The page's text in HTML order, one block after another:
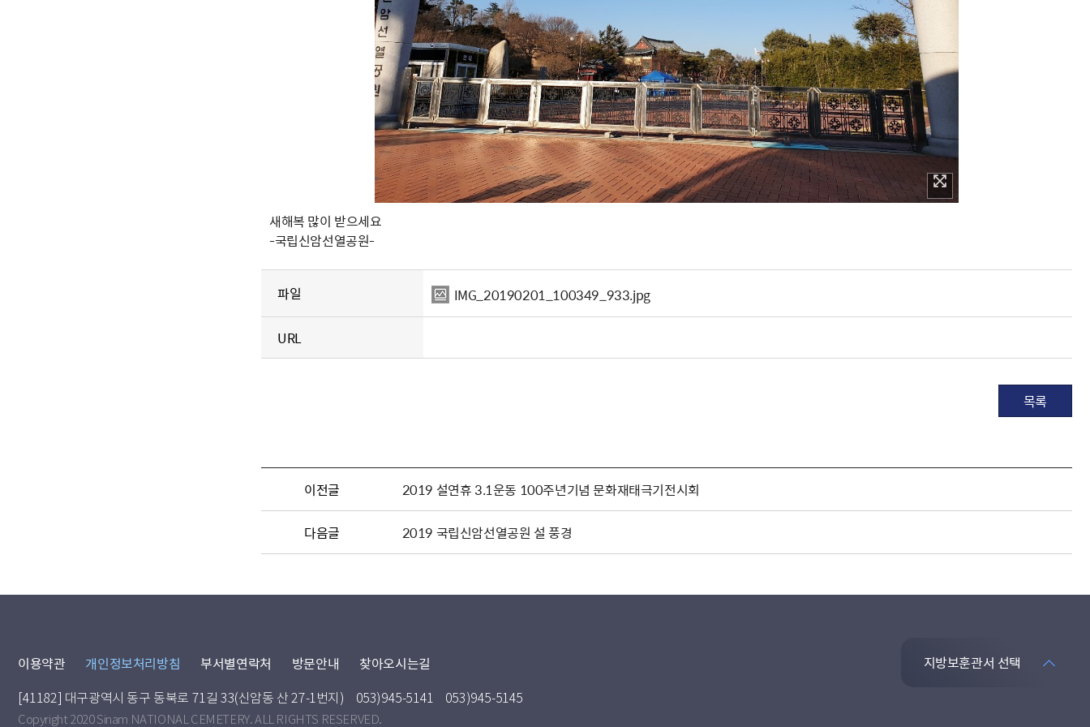
새해복 많이 받으세요
-국립신암선열공원-
파일 IMG_20190201_100349_933.jpg
URL
목록
이전글 2019 설연휴 3.1운동 100주년기념 문화재태극기전시회
다음글 2019 국립신암선열공원 설 풍경
이용약관 개인정보처리방침 부서별연락처 방문안내 찾아오시는길
[41182] 대구광역시 동구 동북로 71길 33(신암동 산 27-1번지) 053)945-5141
053)945-5145
Copyright 2020 Sinam NATIONAL CEMETERY. ALL RIGHTS RESERVED.
지방보훈관서 선택